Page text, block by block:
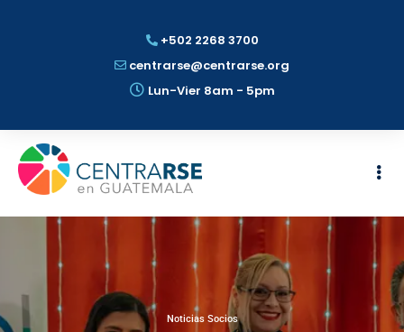
+502 2268 3700
centrarse@centrarse.org
Lun-Vier 8am - 5pm
Noticias Socios